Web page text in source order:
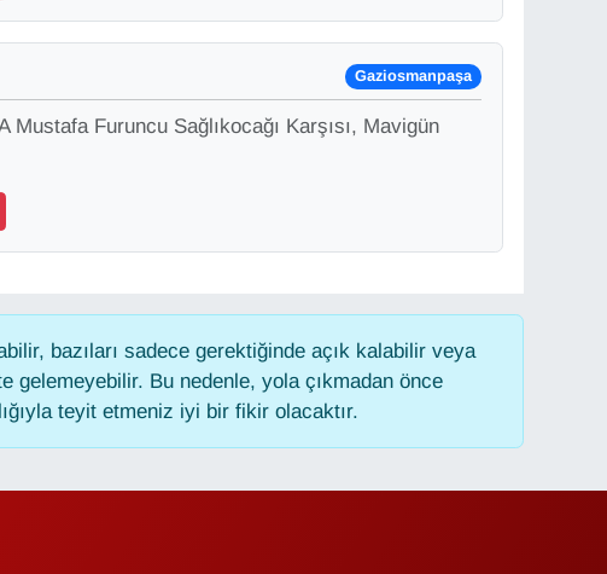
Gaziosmanpaşa
Furuncu Sağlıkocağı Karşısı, Mavigün
bazıları sadece gerektiğinde açık kalabilir veya
gelemeyebilir. Bu nedenle, yola çıkmadan önce
teyit etmeniz iyi bir fikir olacaktır.